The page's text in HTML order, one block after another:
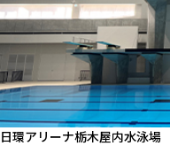
日環アリーナ栃木屋内水泳場